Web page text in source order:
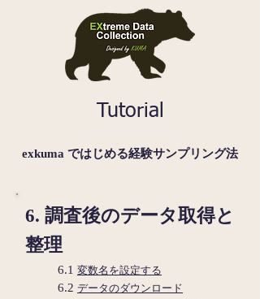
Tutorial
exkuma ではじめる経験サンプリング法
​6. 調査後のデータ取得と
整理
6.1 変数名を設定する
6.2 データのダウンロード